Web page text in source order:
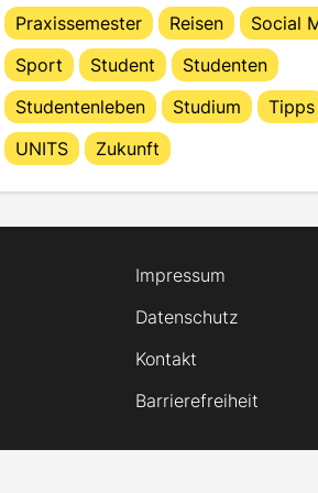
Praxissemester
Reisen
Social
Sport
Student
Studenten
Studentenleben
Studium
Tipps
UNITS
Zukunft
Impressum
Datenschutz
Kontakt
Barrierefreiheit